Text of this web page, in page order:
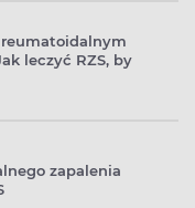
leczyć RZS, by
zapalenia